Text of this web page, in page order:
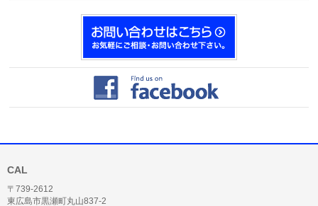
CAL
〒739-2612
東広島市黒瀬町丸山837-2